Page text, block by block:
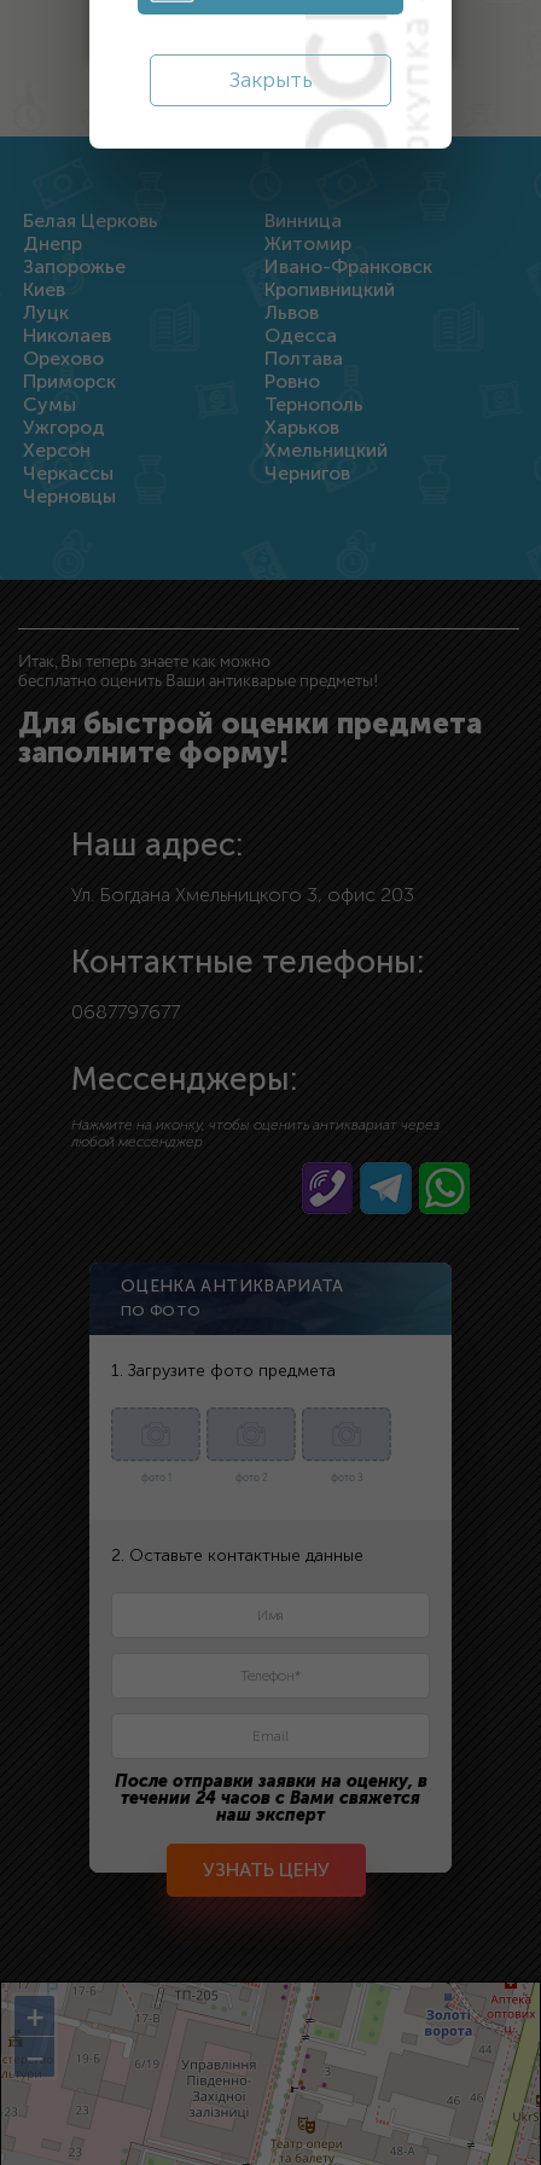
Награды
Белая Церковь
Винница
Днепр
Житомир
Запорожье
Ивано-Франковск
Киев
Кропивницкий
Луцк
Львов
Николаев
Одесса
Орехово
Полтава
Приморск
Ровно
Сумы
Тернополь
Ужгород
Харьков
Херсон
Хмельницкий
Черкассы
Чернигов
Черновцы
Итак, Вы теперь знаете как можно
бесплатно оценить Ваши антикварые предметы!
Для быстрой оценки предмета
заполните форму!
Наш адрес:
Ул. Богдана Хмельницкого 3, офис 203
Контактные телефоны:
0687797677
Мессенджеры:
Нажмите на иконку, чтобы оценить антиквариат через
любой мессенджер
ОЦЕНКА АНТИКВАРИАТА
ПО ФОТО
1. Загрузите фото предмета
фото 1 фото 2 фото 3
2. Оставьте контактные данные
После отправки заявки на оценку, в
течении 24 часов с Вами свяжется
наш эксперт
УЗНАТЬ ЦЕНУ
+
−
Закрыть